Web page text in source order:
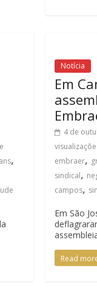
ans,
Notícia
Em
4 de
embraer,
sindical,
campos,
Em São
Read